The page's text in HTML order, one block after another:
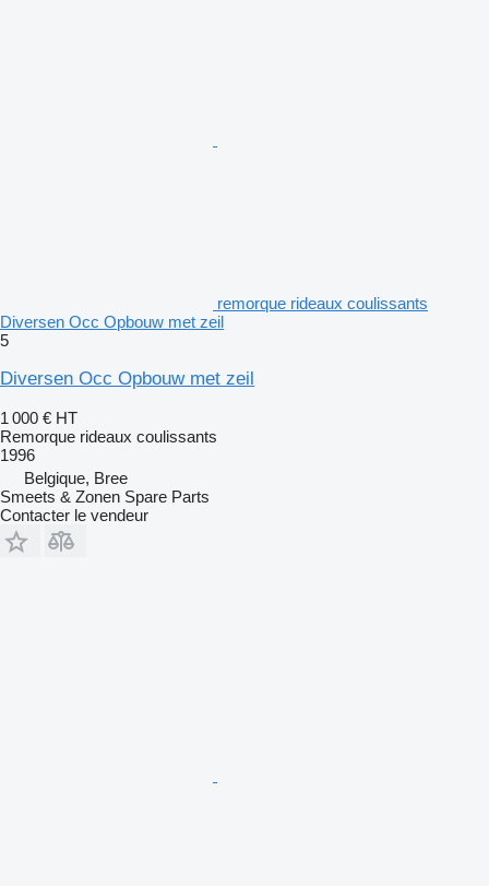
remorque rideaux coulissants
Diversen Occ Opbouw met zeil
5
Diversen Occ Opbouw met zeil
1 000 € HT
Remorque rideaux coulissants
1996
Belgique, Bree
Smeets & Zonen Spare Parts
Contacter le vendeur